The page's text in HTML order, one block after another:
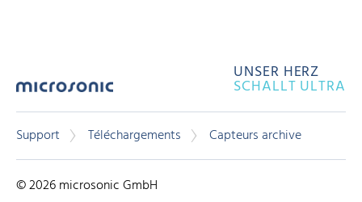
UNSER HERZ
SCHALLT ULTRA
Support Téléchargements Capteurs archive
© 2026 microsonic GmbH